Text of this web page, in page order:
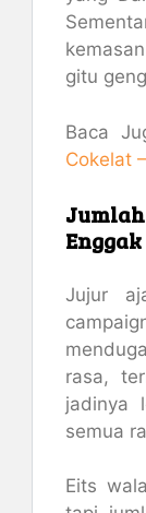
gitu
Baca
Cokelat
Jujur
rasa,
jadinya
semua
Eits